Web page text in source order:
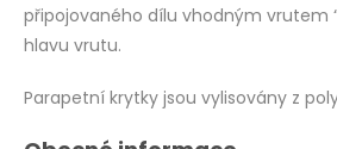
připojovaného dílu vhodným vrutem
hlavu vrutu.
Parapetní krytky jsou vylisovány z